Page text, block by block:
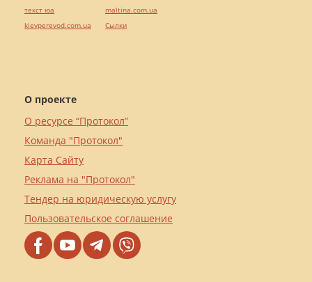
О проекте
О ресурсе “Протокол”
Команда "Протокол"
Карта Сайту
Реклама на "Протокол"
Тендер на юридическую услугу
Пользовательское соглашение
текст юа
kievperevod.com.ua
maltina.com.ua
Cылки